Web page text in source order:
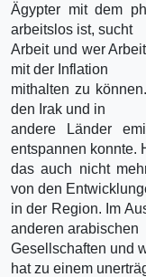
Ägypter mit dem
arbeitslos ist, sucht
Arbeit und wer
mit der Inflation
mithalten zu
den Irak und in
andere Länder
entspannen konnte.
das auch nicht
von den
in der Region. Im
anderen arabischen
Gesellschaften und
hat zu einem